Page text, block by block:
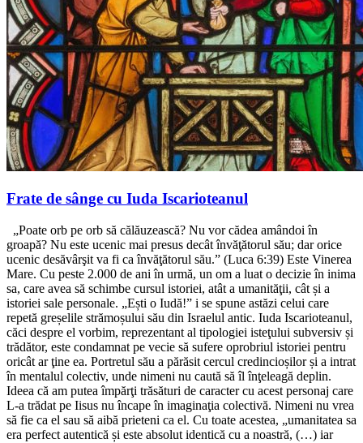
Frate de sânge cu Iuda Iscarioteanul
„Poate orb pe orb să călăuzească? Nu vor cădea amândoi în
groapă? Nu este ucenic mai presus decât învăţătorul său; dar orice
ucenic desăvârşit va fi ca învăţătorul său.” (Luca 6:39) Este Vinerea
Mare. Cu peste 2.000 de ani în urmă, un om a luat o decizie în inima
sa, care avea să schimbe cursul istoriei, atât a umanităţii, cât și a
istoriei sale personale. „Ești o Iudă!” i se spune astăzi celui care
repetă greșelile strămoșului său din Israelul antic. Iuda Iscarioteanul,
căci despre el vorbim, reprezentant al tipologiei isteţului subversiv și
trădător, este condamnat pe vecie să sufere oprobriul istoriei pentru
oricât ar ţine ea. Portretul său a părăsit cercul credincioșilor și a intrat
în mentalul colectiv, unde nimeni nu caută să îl înţeleagă deplin.
Ideea că am putea împărţi trăsături de caracter cu acest personaj care
L-a trădat pe Iisus nu încape în imaginaţia colectivă. Nimeni nu vrea
să fie ca el sau să aibă prieteni ca el. Cu toate acestea, „umanitatea sa
era perfect autentică și este absolut identică cu a noastră, (…) iar